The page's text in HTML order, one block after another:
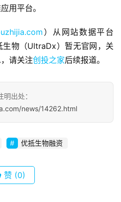
用平台。
）从网站数据平台
生物（UltraDx）暂无官网，关
请关注创投之家后续报道。
出处：
news/14262.html
优抵生物融资
赞 (0)